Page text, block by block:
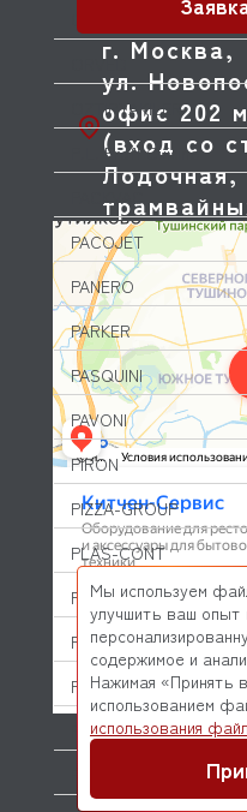
ORVED
OZTIRYAKILER
P.L. Proff Cuisine
PACKVAC
PACOJET
PANERO
PARKER
PASQUINI
PAVONI
PIRON
PIZZA-GROUP
PLAS-CONT
POLAIR (ПОЛАИР)
PONY
POPCAKE
PRATICA
г. Москва,
ул.
офис 202
(вход со
Лодочная,
© 2026 Kitchen-
и оборудования
Мы используем
улучшить ваш опыт
содержимое и
Нажимая «Принять
использованием
использования